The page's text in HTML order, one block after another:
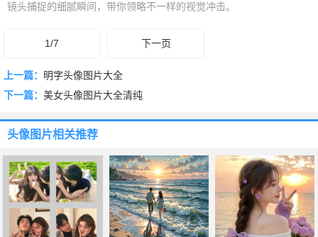
镜头捕捉的细腻瞬间，带你领略不一样的视觉冲击。
1/7 下一页
上一篇：
明字头像图片大全
下一篇： 美女头像图片大全清纯
头像图片相关推荐